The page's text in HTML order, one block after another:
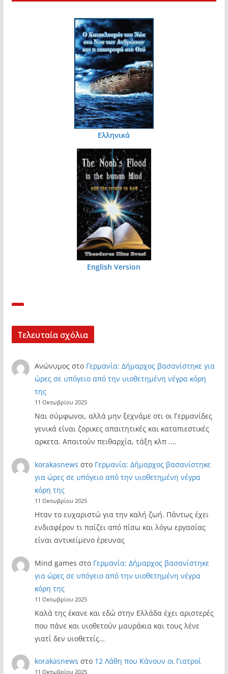
Ελληνικά
English Version
Τελευταία σχόλια
Ανώνυμος στο Γερμανία: Δήμαρχος βασανίστηκε για
ώρες σε υπόγειο από την υιοθετημένη νέγρα κόρη
της
11 Οκτωβρίου 2025
Ναι σύμφωνοι, αλλά μην ξεχνάμε οτι οι Γερμανίδες
γενικά είναι ζορικες απαιτητικές και καταπιεστικές
αρκετα. Απαιτούν πειθαρχία, τάξη κλπ .…
korakasnews στο Γερμανία: Δήμαρχος βασανίστηκε
για ώρες σε υπόγειο από την υιοθετημένη νέγρα
κόρη της
11 Οκτωβρίου 2025
Ηταν το ευχαριστώ για την καλή ζωή. Πάντως έχει
ενδιαφέρον τι παίζει από πίσω και λόγω εργασίας
είναι αντικείμενο έρευνας
Mind games στο Γερμανία: Δήμαρχος βασανίστηκε
για ώρες σε υπόγειο από την υιοθετημένη νέγρα
κόρη της
11 Οκτωβρίου 2025
Καλά της έκανε και εδώ στην Ελλάδα έχει αριστερές
που πάνε και υιοθετούν μαυράκια και τους λένε
γιατί δεν υιοθετείς…
korakasnews στο 12 Λάθη που Κάνουν οι Γιατροί
11 Οκτωβρίου 2025